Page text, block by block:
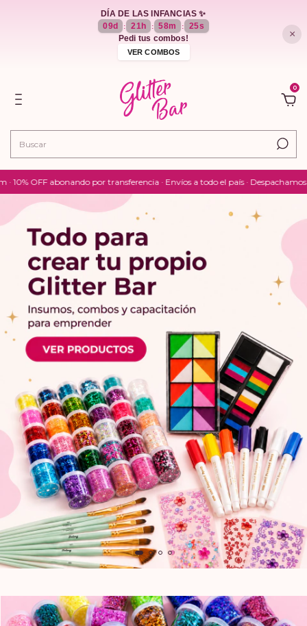
×
DÍA DE LAS INFANCIAS ✨
09d : 21h : 58m : 23s
Pedi tus combos!
VER COMBOS
0
por transferencia · Envíos a todo el país · Despachamos sin